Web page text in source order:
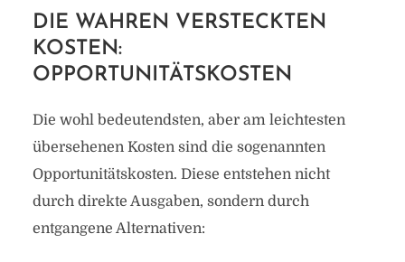
DIE WAHREN VERSTECKTEN
KOSTEN:
OPPORTUNITÄTSKOSTEN
Die wohl bedeutendsten, aber am leichtesten
übersehenen Kosten sind die sogenannten
Opportunitätskosten. Diese entstehen nicht
durch direkte Ausgaben, sondern durch
entgangene Alternativen: